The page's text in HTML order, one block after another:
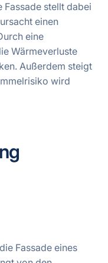
Fassade stellt dabei
einen
eine
Wärmeverluste
Außerdem steigt
wird
Fassade eines